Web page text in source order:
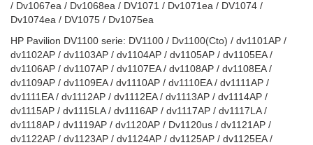
/ Dv1067ea / Dv1068ea / DV1071 / Dv1071ea / DV1074 /
Dv1074ea / DV1075 / Dv1075ea
HP Pavilion DV1100 serie: DV1100 / Dv1100(Cto) / dv1101AP /
dv1102AP / dv1103AP / dv1104AP / dv1105AP / dv1105EA /
dv1106AP / dv1107AP / dv1107EA / dv1108AP / dv1108EA /
dv1109AP / dv1109EA / dv1110AP / dv1110EA / dv1111AP /
dv1111EA / dv1112AP / dv1112EA / dv1113AP / dv1114AP /
dv1115AP / dv1115LA / dv1116AP / dv1117AP / dv1117LA /
dv1118AP / dv1119AP / dv1120AP / Dv1120us / dv1121AP /
dv1122AP / dv1123AP / dv1124AP / dv1125AP / dv1125EA /